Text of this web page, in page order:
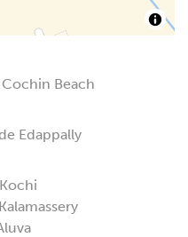
Beach
Edappally